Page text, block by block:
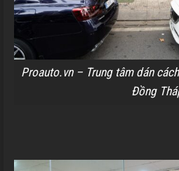
Proauto.vn – Trung tâm dán
Đồng